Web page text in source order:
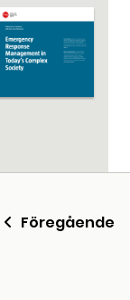
Föregående